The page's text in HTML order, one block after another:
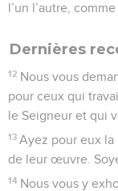
l’un l’autre,
Dernières
12 Nous vous
pour ceux qui
le Seigneur et qui
13 Ayez pour eux la
de leur œuvre.
14 Nous vous y